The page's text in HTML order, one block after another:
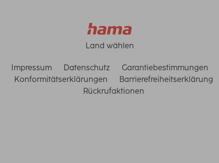
Land wählen
Impressum Datenschutz
Garantiebestimmungen
Konformitätserklärungen
Barrierefreiheitserklärung
Rückrufaktionen